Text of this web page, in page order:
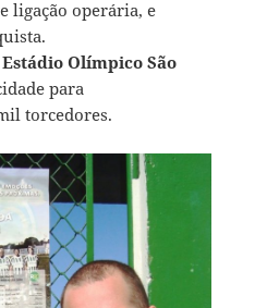
ligação operária, e
Estádio Olímpico São
para
torcedores.